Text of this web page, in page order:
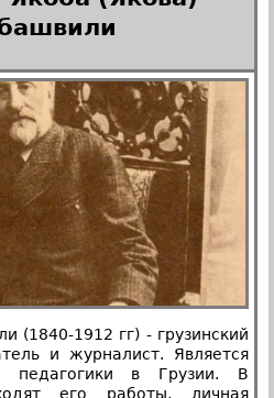
(1840-1912 гг) - грузинский
и журналист. Является
педагогики в Грузии. В
его работы, личная